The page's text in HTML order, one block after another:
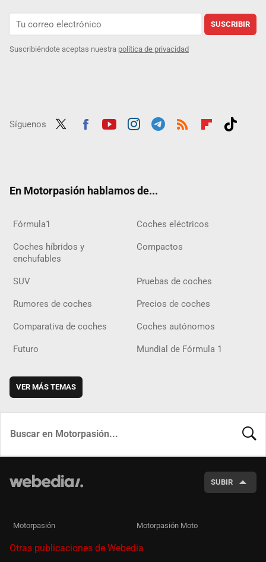
SUSCRIBIR
Suscribiéndote aceptas nuestra política de privacidad
Síguenos
En Motorpasión hablamos de...
Fórmula1 Coches eléctricos
Coches híbridos y
enchufables
Compactos
SUV Pruebas de coches
Rumores de coches Precios de coches
Comparativa de coches Coches autónomos
Futuro Mundial de Fórmula 1
VER MÁS TEMAS
SUBIR
Motorpasión Motorpasión Moto
Otras publicaciones de Webedia